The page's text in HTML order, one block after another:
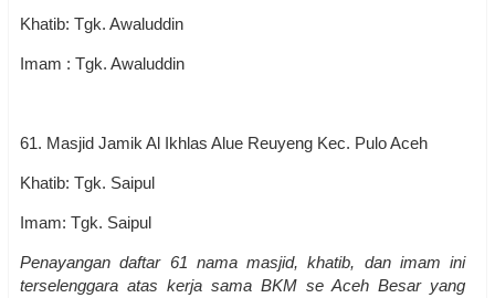
Khatib: Tgk. Awaluddin
Imam : Tgk. Awaluddin
61. Masjid Jamik Al Ikhlas Alue Reuyeng Kec. Pulo Aceh
Khatib: Tgk. Saipul
Imam: Tgk. Saipul
Penayangan daftar 61 nama masjid, khatib, dan imam ini
terselenggara atas kerja sama BKM se Aceh Besar yang